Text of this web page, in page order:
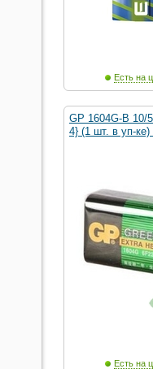
Есть на
GP 1604G-B 10/
4} (1 шт. в уп-ке)
Есть на